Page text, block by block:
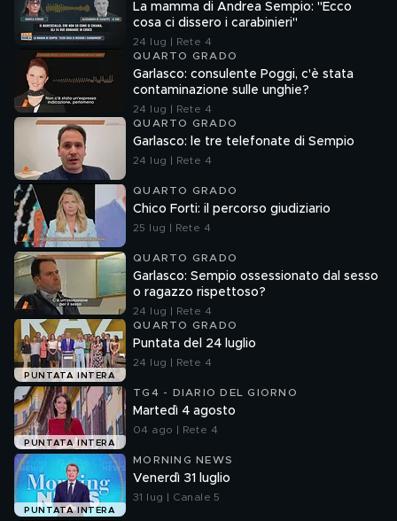
La mamma di Andrea Sempio: "Ecco
cosa ci dissero i carabinieri"
24 lug | Rete 4
QUARTO GRADO
Garlasco: consulente Poggi, c'è stata
contaminazione sulle unghie?
24 lug | Rete 4
QUARTO GRADO
Garlasco: le tre telefonate di Sempio
24 lug | Rete 4
QUARTO GRADO
Chico Forti: il percorso giudiziario
25 lug | Rete 4
QUARTO GRADO
Garlasco: Sempio ossessionato dal sesso
o ragazzo rispettoso?
24 lug | Rete 4
PUNTATA INTERA
QUARTO GRADO
Puntata del 24 luglio
24 lug | Rete 4
PUNTATA INTERA
TG4 - DIARIO DEL GIORNO
Martedì 4 agosto
04 ago | Rete 4
PUNTATA INTERA
MORNING NEWS
Venerdì 31 luglio
31 lug | Canale 5